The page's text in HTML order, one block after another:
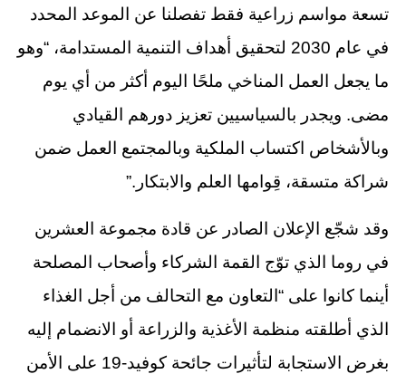
تسعة مواسم زراعية فقط تفصلنا عن الموعد المحدد
في عام 2030 لتحقيق أهداف التنمية المستدامة، “وهو
ما يجعل العمل المناخي ملحًا اليوم أكثر من أي يوم
مضى. ويجدر بالسياسيين تعزيز دورهم القيادي
وبالأشخاص اكتساب الملكية وبالمجتمع العمل ضمن
شراكة متسقة، قِوامها العلم والابتكار.”
وقد شجّع الإعلان الصادر عن قادة مجموعة العشرين
في روما الذي توّج القمة الشركاء وأصحاب المصلحة
أينما كانوا على “التعاون مع التحالف من أجل الغذاء
الذي أطلقته منظمة الأغذية والزراعة أو الانضمام إليه
بغرض الاستجابة لتأثيرات جائحة كوفيد-19 على الأمن